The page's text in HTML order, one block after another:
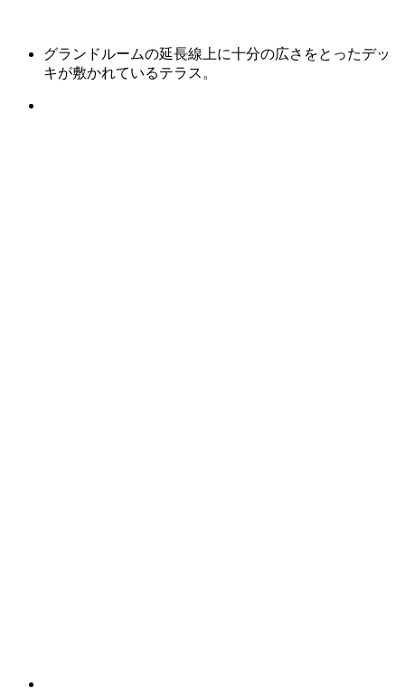
グランドルームの延長線上に十分の広さをとったデッ
キが敷かれているテラス。